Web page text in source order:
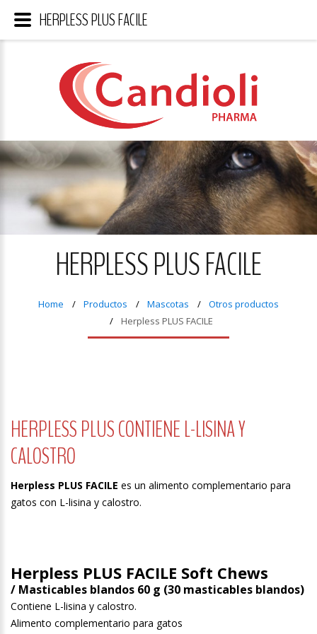
HERPLESS PLUS FACILE
Home Productos Mascotas
Otros productos
Herpless PLUS FACILE
HERPLESS PLUS CONTIENE L-LISINA Y
CALOSTRO
Herpless PLUS FACILE es un alimento complementario para
gatos con L-lisina y calostro.
Herpless PLUS FACILE Soft Chews
/ Masticables blandos 60 g (30 masticables blandos)
Contiene L-lisina y calostro.
Alimento complementario para gatos
HERPLESS PLUS FACILE